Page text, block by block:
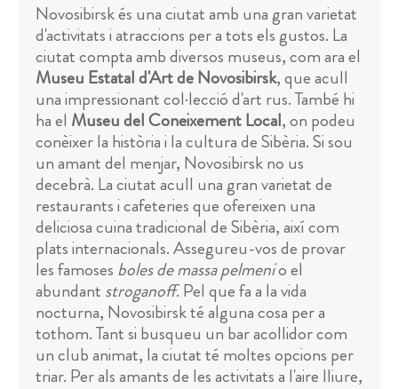
Novosibirsk és una ciutat amb una gran varietat
d'activitats i atraccions per a tots els gustos. La
ciutat compta amb diversos museus, com ara el
Museu Estatal d'Art de Novosibirsk, que acull
una impressionant col·lecció d'art rus. També hi
ha el Museu del Coneixement Local, on podeu
conèixer la història i la cultura de Sibèria. Si sou
un amant del menjar, Novosibirsk no us
decebrà. La ciutat acull una gran varietat de
restaurants i cafeteries que ofereixen una
deliciosa cuina tradicional de Sibèria, així com
plats internacionals. Assegureu-vos de provar
les famoses boles de massa pelmenio el
abundant stroganoff. Pel que fa a la vida
nocturna, Novosibirsk té alguna cosa per a
tothom. Tant si busqueu un bar acollidor com
un club animat, la ciutat té moltes opcions per
triar. Per als amants de les activitats a l'aire lliure,